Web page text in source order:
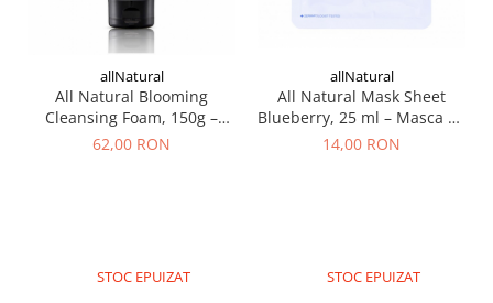
allNatural
All Natural Blooming
Cleansing Foam, 150g –
Spuma faciala de curatare
62,00 RON
STOC EPUIZAT
allNatural
All Natural Mask Sheet
Blueberry, 25 ml – Masca cu
extract de afine
14,00 RON
STOC EPUIZAT